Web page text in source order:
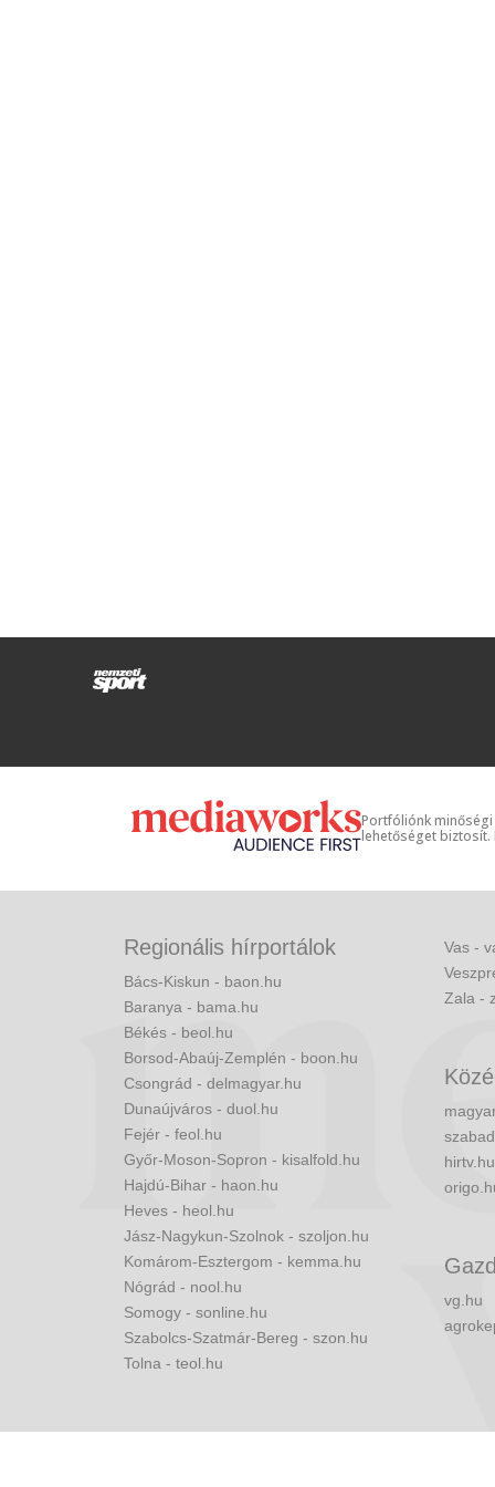
Portfóliónk
lehetőséget biztosít.
Regionális hírportálok
Bács-Kiskun - baon.hu
Baranya - bama.hu
Békés - beol.hu
Borsod-Abaúj-Zemplén - boon.hu
Csongrád - delmagyar.hu
Dunaújváros - duol.hu
Fejér - feol.hu
Győr-Moson-Sopron - kisalfold.hu
Hajdú-Bihar - haon.hu
Heves - heol.hu
Jász-Nagykun-Szolnok - szoljon.hu
Komárom-Esztergom - kemma.hu
Nógrád - nool.hu
Somogy - sonline.hu
Szabolcs-Szatmár-Bereg - szon.hu
Tolna - teol.hu
Vas -
Zala -
hirtv.hu
vg.hu